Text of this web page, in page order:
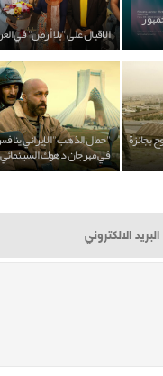
الاقبال على "بلا أرض" في
بجائزة "حمال الذهب" الإيراني
في مهرجان دهوك السينمائي